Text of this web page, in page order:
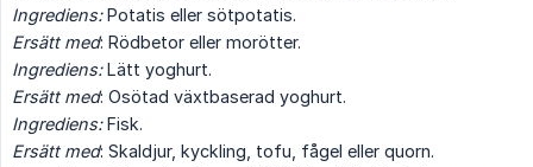
Ingrediens:Potatis eller sötpotatis.
Ersätt med: Rödbetor eller morötter.
Ingrediens:Lätt yoghurt.
Ersätt med: Osötad växtbaserad yoghurt.
Ingrediens:Fisk.
Ersätt med: Skaldjur, kyckling, tofu, fågel eller quorn.